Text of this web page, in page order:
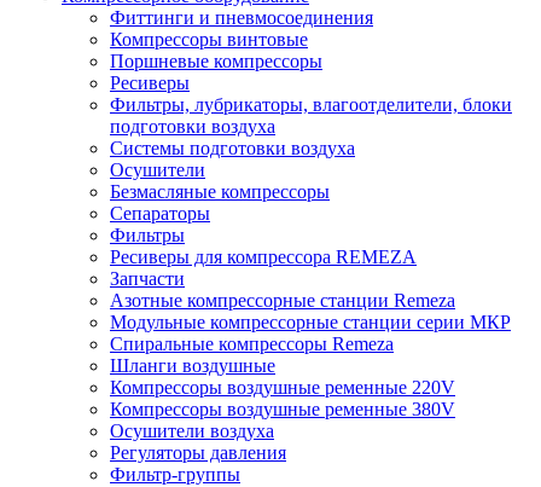
Фиттинги и пневмосоединения
Компрессоры винтовые
Поршневые компрессоры
Ресиверы
Фильтры, лубрикаторы, влагоотделители, блоки
подготовки воздуха
Системы подготовки воздуха
Осушители
Безмасляные компрессоры
Сепараторы
Фильтры
Ресиверы для компрессора REMEZA
Запчасти
Азотные компрессорные станции Remeza
Модульные компрессорные станции серии МКР
Спиральные компрессоры Remeza
Шланги воздушные
Компрессоры воздушные ременные 220V
Компрессоры воздушные ременные 380V
Осушители воздуха
Регуляторы давления
Фильтр-группы